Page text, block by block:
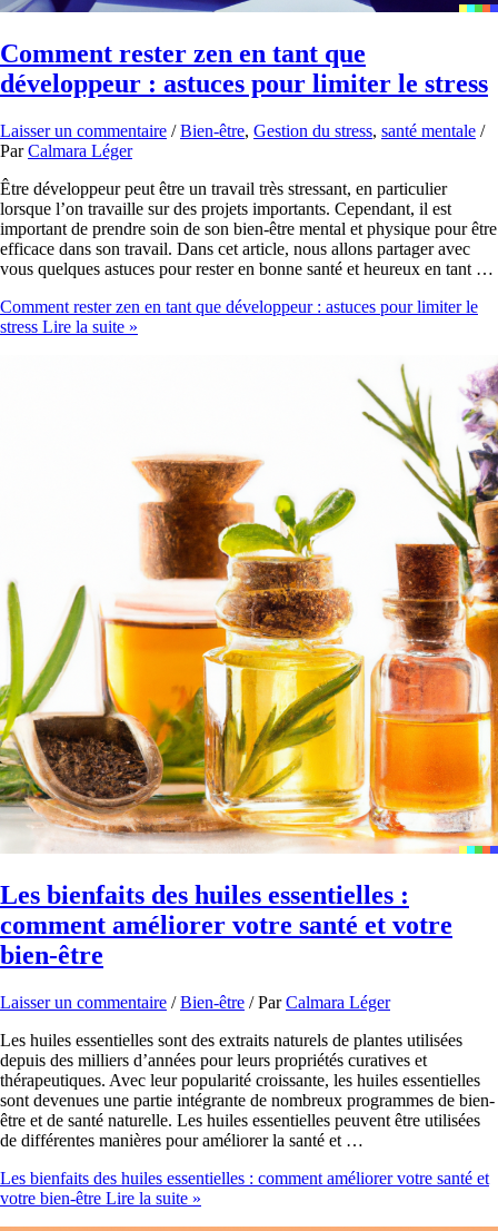
Comment rester zen en tant que
développeur : astuces pour limiter le stress
Laisser un commentaire /Bien-être, Gestion du stress, santé mentale /
ParCalmara Léger
Être développeur peut être un travail très stressant, en particulier
lorsque l’on travaille sur des projets importants. Cependant, il est
important de prendre soin de son bien-être mental et physique pour être
efficace dans son travail. Dans cet article, nous allons partager avec
vous quelques astuces pour rester en bonne santé et heureux en tant …
Comment rester zen en tant que développeur : astuces pour limiter le
stress Lire la suite »
Les bienfaits des huiles essentielles :
comment améliorer votre santé et votre
bien-être
Laisser un commentaire /Bien-être / ParCalmara Léger
Les huiles essentielles sont des extraits naturels de plantes utilisées
depuis des milliers d’années pour leurs propriétés curatives et
thérapeutiques. Avec leur popularité croissante, les huiles essentielles
sont devenues une partie intégrante de nombreux programmes de bien-
être et de santé naturelle. Les huiles essentielles peuvent être utilisées
de différentes manières pour améliorer la santé et …
Les bienfaits des huiles essentielles : comment améliorer votre santé et
votre bien-être Lire la suite »